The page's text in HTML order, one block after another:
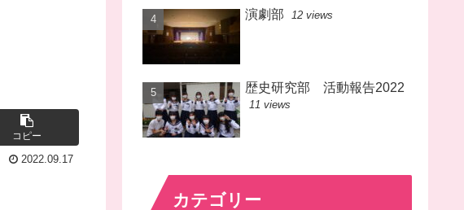
コピー
2022.09.17
演劇部 12 views
歴史研究部 活動報告2022
11 views
カテゴリー